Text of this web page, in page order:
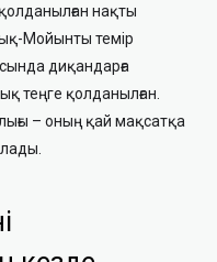
нақты
Мойынты темір
диқандарға
теңге қолданылған.
– оның қай мақсатқа